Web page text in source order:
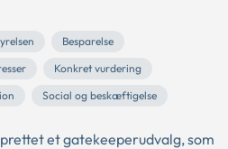
Besparelse
Konkret vurdering
Social og beskæftigelse
et gatekeeperudvalg, som